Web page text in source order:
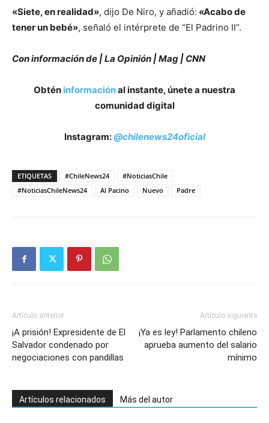
«Siete, en realidad», dijo De Niro, y añadió: «Acabo de
tener un bebé», señaló el intérprete de “El Padrino II”.
Con información de | La Opinión | Mag | CNN
Obtén informaciónal instante, únete a nuestra
comunidad digital
Instagram:@chilenews24oficial
ETIQUETAS #ChileNews24
#NoticiasChile
#NoticiasChileNews24
Al Pacino Nuevo Padre
Artículo anterior
¡A prisión! Expresidente de El
Salvador condenado por
negociaciones con pandillas
Artículo siguiente
¡Ya es ley! Parlamento chileno
aprueba aumento del salario
mínimo
Artículos relacionados Más del autor